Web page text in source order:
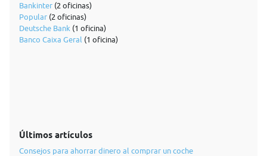
Bankinter (2 oficinas)
Popular (2 oficinas)
Deutsche Bank (1 oficina)
Banco Caixa Geral (1 oficina)
Últimos artículos
Consejos para ahorrar dinero al comprar un coche